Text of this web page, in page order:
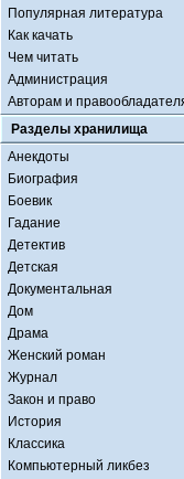
Популярная литература
Как качать
Чем читать
Администрация
Авторам и
Разделы хранилища
Анекдоты
Биография
Боевик
Гадание
Детектив
Детская
Документальная
Дом
Драма
Женский роман
Журнал
Закон и право
История
Классика
Компьютерный ликбез